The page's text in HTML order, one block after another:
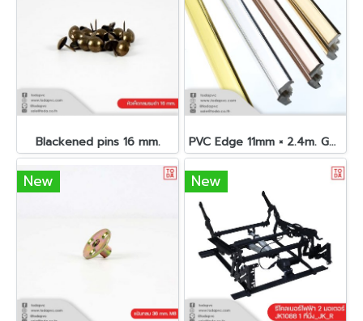
Blackened pins 16 mm. PVC Edge 11mm × 2.4m. Gold color, square back_WX
New New